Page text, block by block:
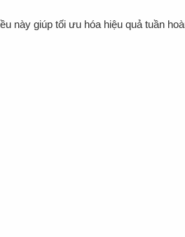
này giúp tối ưu hóa hiệu quả tuần